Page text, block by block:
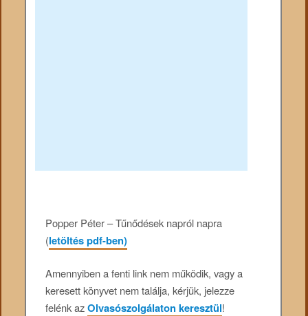
Popper Péter – Tűnődések napról napra
(letöltés pdf-ben)
Amennyiben a fenti link nem működik, vagy a
keresett könyvet nem találja, kérjük, jelezze
felénk azOlvasószolgálaton keresztül!